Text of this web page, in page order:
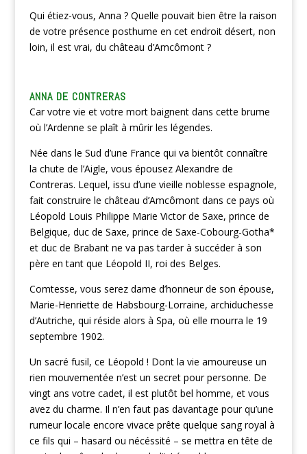
Qui étiez-vous, Anna ? Quelle pouvait bien être la raison
de votre présence posthume en cet endroit désert, non
loin, il est vrai, du château d’Amcômont ?
ANNA DE CONTRERAS
Car votre vie et votre mort baignent dans cette brume
où l’Ardenne se plaît à mûrir les légendes.
Née dans le Sud d’une France qui va bientôt connaître
la chute de l’Aigle, vous épousez Alexandre de
Contreras. Lequel, issu d’une vieille noblesse espagnole,
fait construire le château d’Amcômont dans ce pays où
Léopold Louis Philippe Marie Victor de Saxe, prince de
Belgique, duc de Saxe, prince de Saxe-Cobourg-Gotha*
et duc de Brabant ne va pas tarder à succéder à son
père en tant que Léopold II, roi des Belges.
Comtesse, vous serez dame d’honneur de son épouse,
Marie-Henriette de Habsbourg-Lorraine, archiduchesse
d’Autriche, qui réside alors à Spa, où elle mourra le 19
septembre 1902.
Un sacré fusil, ce Léopold ! Dont la vie amoureuse un
rien mouvementée n’est un secret pour personne. De
vingt ans votre cadet, il est plutôt bel homme, et vous
avez du charme. Il n’en faut pas davantage pour qu’une
rumeur locale encore vivace prête quelque sang royal à
ce fils qui – hasard ou nécéssité – se mettra en tête de